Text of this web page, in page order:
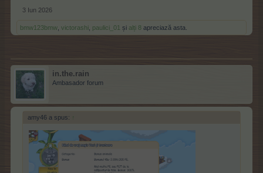
3 Iun 2026
bmw123bmw victorashi paulici_01 și alți 8 apreciază asta.
in.the.rain
Ambasador forum
amy46 a spus: ↑